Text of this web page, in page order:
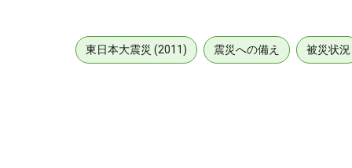
東日本大震災 (2011) 震災への備え 被災状況